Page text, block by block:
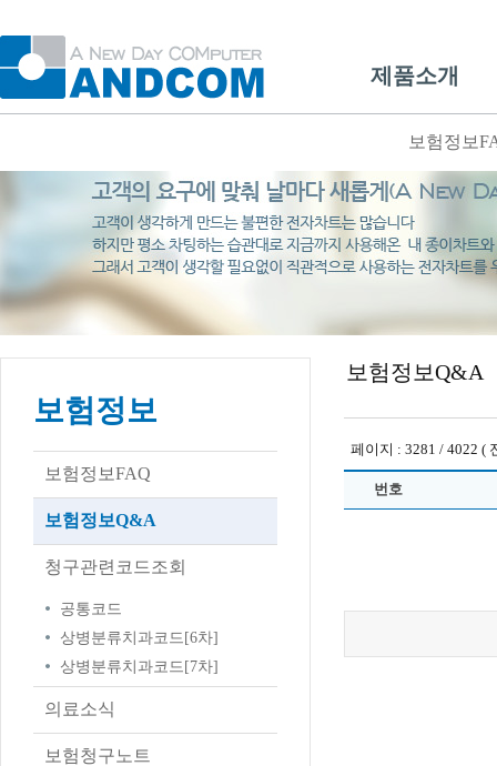
제품소개
보험정보
보험정보
보험정보FAQ
보험정보Q&A
청구관련코드조회
공통코드
상병분류치과코드[6차]
상병분류치과코드[7차]
의료소식
보험청구노트
보험정보Q&A
페이지 : 3281 / 4022 (
번호